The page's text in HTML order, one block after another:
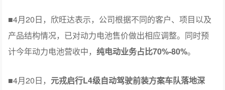
■4月20日，欣旺达表示，公司根据不同的客户、项目以及
产品结构情况，已对动力电池售价做出相应调整。同时预
计今年动力电池营收中，纯电动业务占比70%-80%。
■4月20日， 元戎启行L4级自动驾驶前装方案车队落地深